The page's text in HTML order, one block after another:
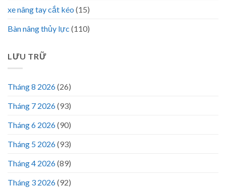
xe nâng tay cắt kéo (15)
Bàn nâng thủy lực (110)
LƯU TRỮ
Tháng 8 2026(26)
Tháng 7 2026(93)
Tháng 6 2026(90)
Tháng 5 2026(93)
Tháng 4 2026(89)
Tháng 3 2026(92)